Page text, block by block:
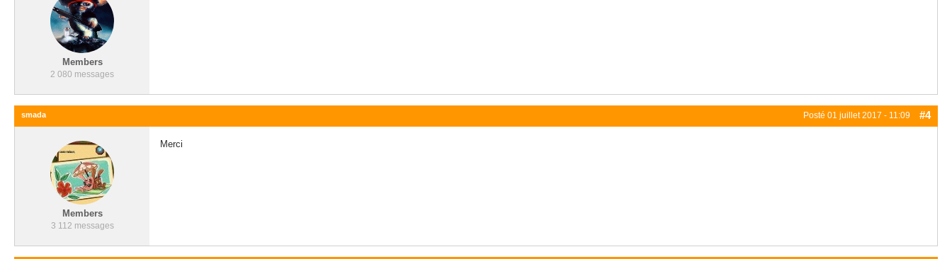
Members
2 080 messages
Posté 01 juillet 2017 - 11:09 #4
smada
Members
3 112 messages
Merci